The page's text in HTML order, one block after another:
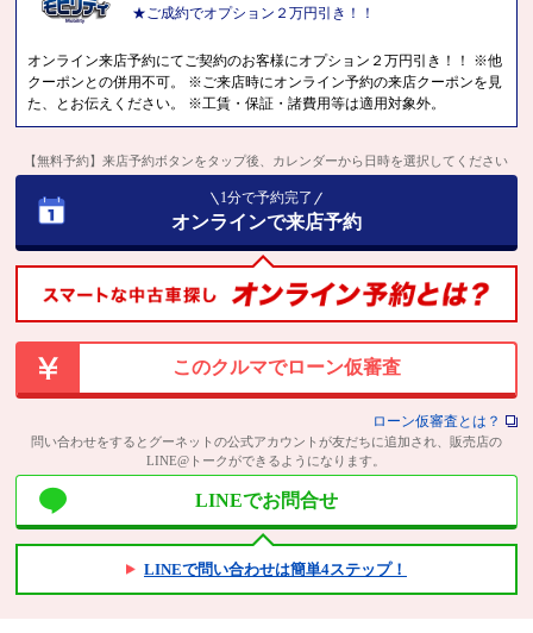
★ご成約でオプション２万円引き！！
オンライン来店予約にてご契約のお客様にオプション２万円引き！！ ※他
クーポンとの併用不可。 ※ご来店時にオンライン予約の来店クーポンを見
た、とお伝えください。 ※工賃・保証・諸費用等は適用対象外。
【無料予約】来店予約ボタンをタップ後、カレンダーから日時を選択してください
1分で予約完了
オンラインで来店予約
このクルマでローン仮審査
ローン仮審査とは？
問い合わせをするとグーネットの公式アカウントが友だちに追加され、販売店の
LINE@トークができるようになります。
LINEでお問合せ
LINEで問い合わせは簡単4ステップ！